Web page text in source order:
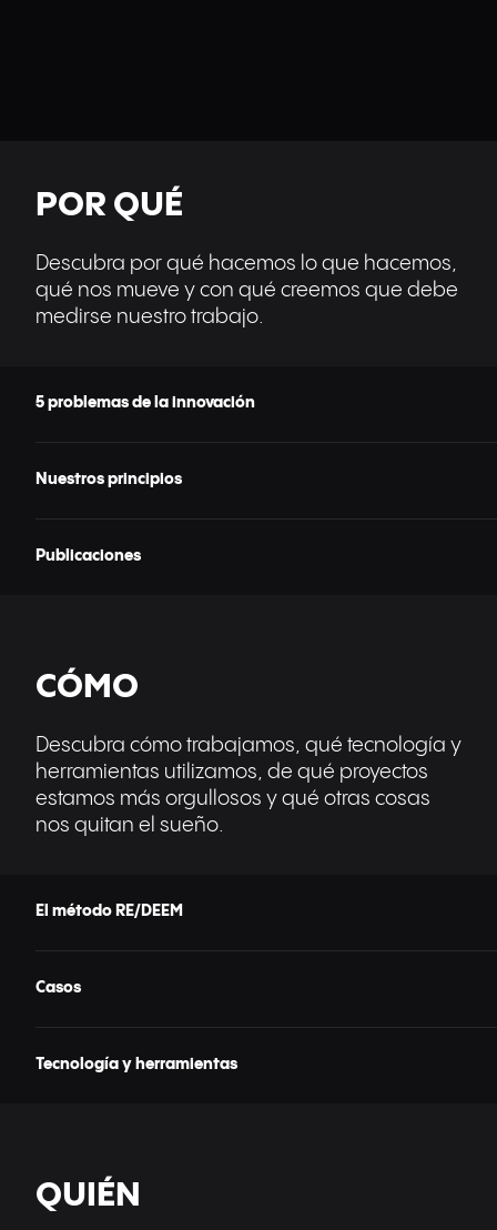
POR QUÉ
Descubra por qué hacemos lo que hacemos,
qué nos mueve y con qué creemos que debe
medirse nuestro trabajo.
5 problemas de la innovación
Nuestros principios
Publicaciones
CÓMO
Descubra cómo trabajamos, qué tecnología y
herramientas utilizamos, de qué proyectos
estamos más orgullosos y qué otras cosas
nos quitan el sueño.
El método RE/DEEM
Casos
Tecnología y herramientas
QUIÉN